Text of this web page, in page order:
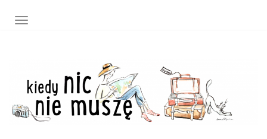
TOGGLE NAVIGATION